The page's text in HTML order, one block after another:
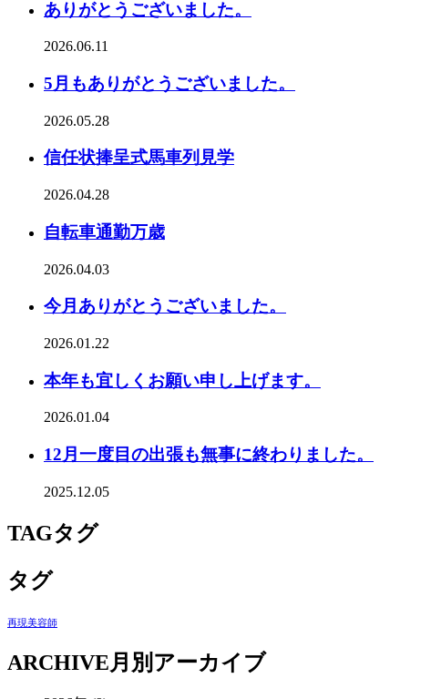
ありがとうございました。
2026.06.11
5月もありがとうございました。
2026.05.28
信任状捧呈式馬車列見学
2026.04.28
自転車通勤万歳
2026.04.03
今月ありがとうございました。
2026.01.22
本年も宜しくお願い申し上げます。
2026.01.04
12月一度目の出張も無事に終わりました。
2025.12.05
TAGタグ
タグ
再現美容師
ARCHIVE月別アーカイブ